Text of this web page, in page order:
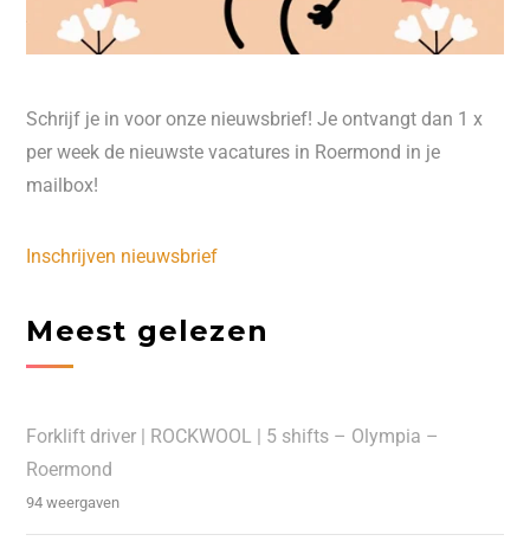
Schrijf je in voor onze nieuwsbrief! Je ontvangt dan 1 x
per week de nieuwste vacatures in Roermond in je
mailbox!
Inschrijven nieuwsbrief
Meest gelezen
Forklift driver | ROCKWOOL | 5 shifts – Olympia –
Roermond
94 weergaven